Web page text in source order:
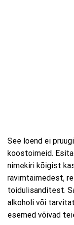
See loend ei
koostoimeid.
nimekiri kõigist
ravimtaimedest,
toidulisanditest.
alkoholi või
esemed võivad